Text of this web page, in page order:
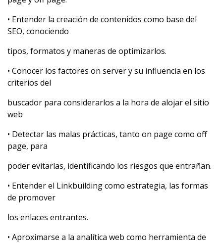
• Entender la creación de contenidos como base del
SEO, conociendo
tipos, formatos y maneras de optimizarlos.
• Conocer los factores on server y su influencia en los
criterios del
buscador para considerarlos a la hora de alojar el sitio
web
• Detectar las malas prácticas, tanto on page como off
page, para
poder evitarlas, identificando los riesgos que entrañan.
• Entender el Linkbuilding como estrategia, las formas
de promover
los enlaces entrantes.
• Aproximarse a la analítica web como herramienta de